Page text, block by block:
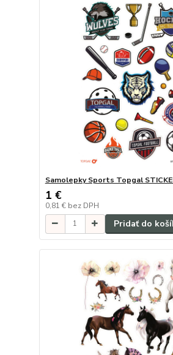
Samolepky Sports Topgal
1 €
0,81 € bez DPH
Pridať do